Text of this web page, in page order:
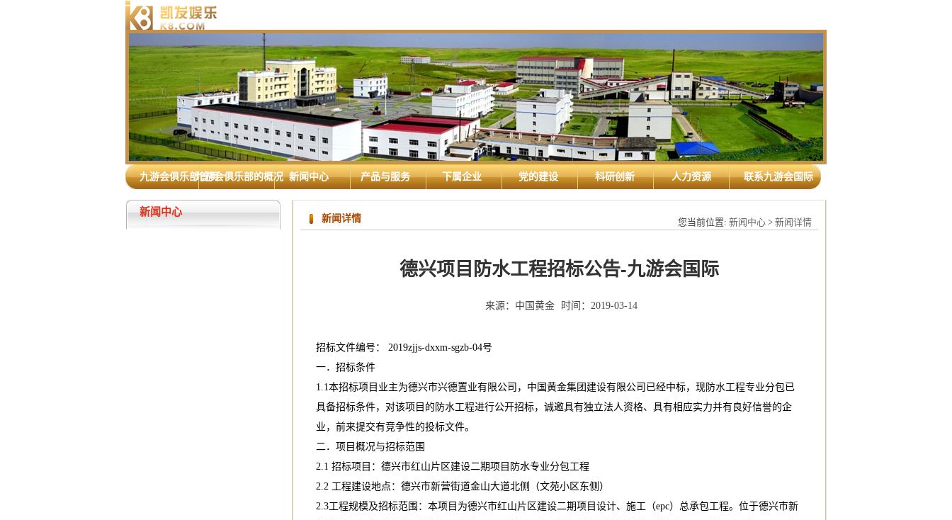
九游会俱乐部首页九游会俱乐部的概况 新闻中心 产品与服务 下属企业 党的建设 科研创新 人力资源 联系九游会国际
新闻中心
您当前位置: 新闻中心 > 新闻详情
新闻详情
德兴项目防水工程招标公告-九游会国际
来源： 中国黄金 时间： 2019-03-14
招标文件编号： 2019zjjs-dxxm-sgzb-04号
一．招标条件
1.1本招标项目业主为德兴市兴德置业有限公司，中国黄金集团建设有限公司已经中标，现防水工程专业分包已
具备招标条件，对该项目的防水工程进行公开招标，诚邀具有独立法人资格、具有相应实力并有良好信誉的企
业，前来提交有竞争性的投标文件。
二．项目概况与招标范围
2.1 招标项目：德兴市红山片区建设二期项目防水专业分包工程
2.2 工程建设地点：德兴市新营街道金山大道北侧（文苑小区东侧）
2.3工程规模及招标范围：本项目为德兴市红山片区建设二期项目设计、施工（epc）总承包工程。位于德兴市新